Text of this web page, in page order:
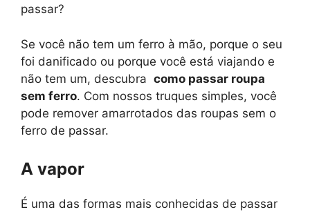
passar?
Se você não tem um ferro à mão, porque o seu
foi danificado ou porque você está viajando e
não tem um, descubra como passar roupa
sem ferro. Com nossos truques simples, você
pode remover amarrotados das roupas sem o
ferro de passar.
A vapor
É uma das formas mais conhecidas de passar